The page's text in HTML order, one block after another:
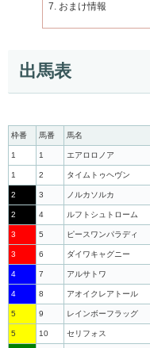
おまけ情報
出馬表
枠番 馬番 馬名
1 1 エアロロノア
1 2 タイムトゥヘヴン
2 3 ノルカソルカ
2 4 ルフトシュトローム
3 5 ピースワンパラディ
3 6 ダイワキャグニー
4 7 アルサトワ
4 8 アオイクレアトール
5 9 レインボーフラッグ
5 10 セリフォス